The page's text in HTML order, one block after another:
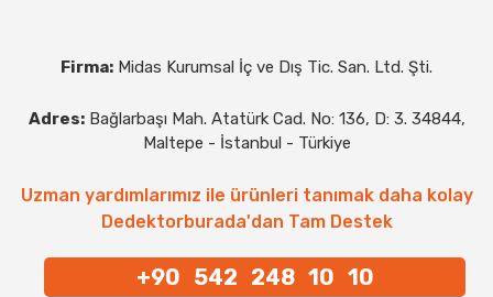
Firma: Midas Kurumsal İç ve Dış Tic. San. Ltd. Şti.
Adres: Bağlarbaşı Mah. Atatürk Cad. No: 136, D: 3. 34844,
Maltepe - İstanbul - Türkiye
Uzman yardımlarımız ile ürünleri tanımak daha kolay
Dedektorburada'dan Tam Destek
+90 542 248 10 10